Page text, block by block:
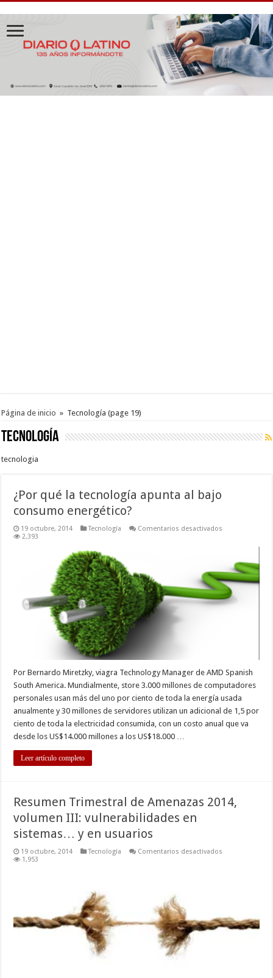
Página de inicio » Tecnología (page 19)
Tecnología
tecnologia
¿Por qué la tecnología apunta al bajo
consumo energético?
19 octubre, 2014 Tecnología Comentarios desactivados
apunta
al
bajo
consumo
energético?
2,393
Por Bernardo Miretzky, viagra Technology Manager de AMD Spanish
South America. Mundialmente, store 3.000 millones de computadores
personales usan más del uno por ciento de toda la energía usada
anualmente y 30 millones de servidores utilizan un adicional de 1,5 por
ciento de toda la electricidad consumida, con un costo anual que va
desde los US$14.000 millones a los US$18.000 …
Leer artículo completo
Resumen Trimestral de Amenazas 2014,
volumen III: vulnerabilidades en
sistemas… y en usuarios
19 octubre, 2014 Tecnología Comentarios desactivados
en
sistemas…
1,953